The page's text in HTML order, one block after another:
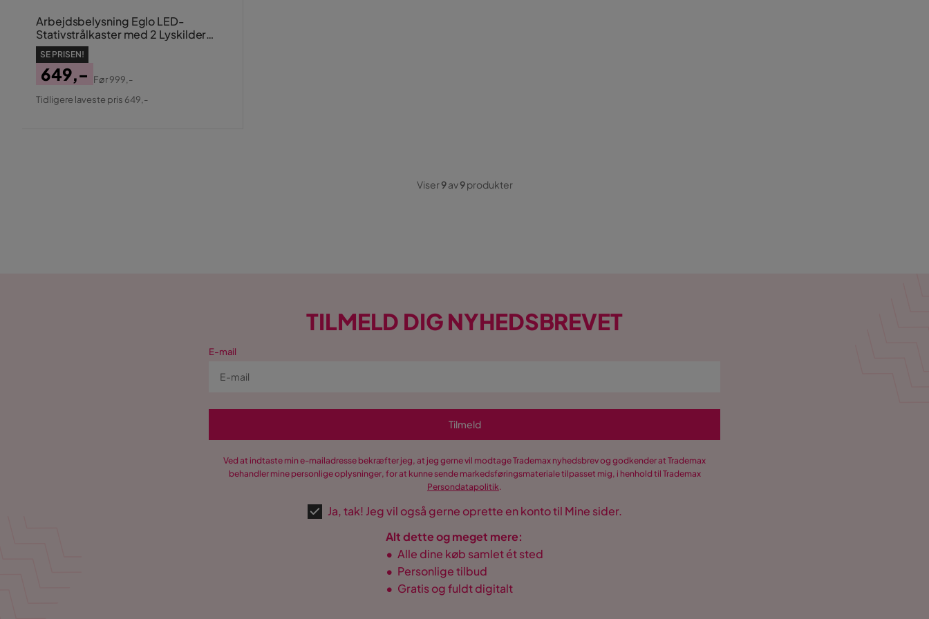
Arbejdsbelysning Eglo LED-
Stativstrålkaster med 2 Lyskilder
30W
SE PRISEN!
Pris
649,-
Original
Før999,-
Tidligere laveste pris 649,-
Viser9av9produkter
TILMELD DIG NYHEDSBREVET
E-mail
Tilmeld
Ved at indtaste min e-mailadresse bekræfter jeg, at jeg gerne vil modtage Trademax nyhedsbrev og godkender at Trademax
behandler mine personlige oplysninger, for at kunne sende markedsføringsmateriale tilpasset mig, i henhold til Trademax
Persondatapolitik.
Ja, tak! Jeg vil også gerne oprette en konto til Mine sider.
Alt dette og meget mere:
• Alle dine køb samlet ét sted
• Personlige tilbud
• Gratis og fuldt digitalt